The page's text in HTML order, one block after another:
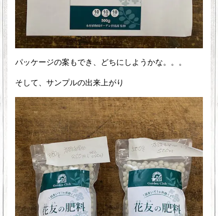
パッケージの案もでき、どちにしようかな。。。
そして、サンプルの出来上がり